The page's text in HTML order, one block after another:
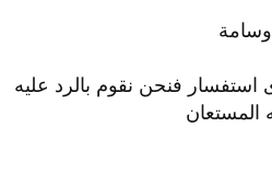
وسامة
استفسار فنحن نقوم بالرد عليه
المستعان